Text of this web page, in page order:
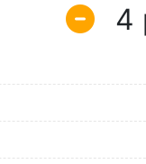
4